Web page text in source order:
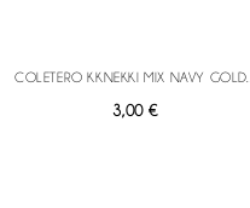
COLETERO KKNEKKI MIX NAVY GOLD...
Precio
3,00 €